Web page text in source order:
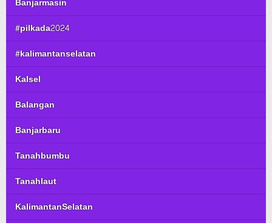
#pilkada2024
#kalimantanselatan
Kalsel
Balangan
Banjarbaru
Tanahbumbu
Tanahlaut
KalimantanSelatan